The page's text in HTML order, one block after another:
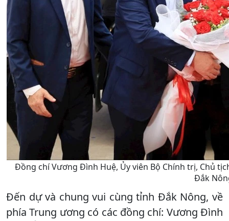
Đồng chí Vương Đình Huệ, Ủy viên Bộ Chính trị, Chủ
Đắk
Đến dự và chung vui cùng tỉnh Đắk Nông, về
phía Trung ương có các đồng chí: Vương Đình